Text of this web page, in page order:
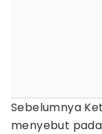
Sebelumnya
menyebut